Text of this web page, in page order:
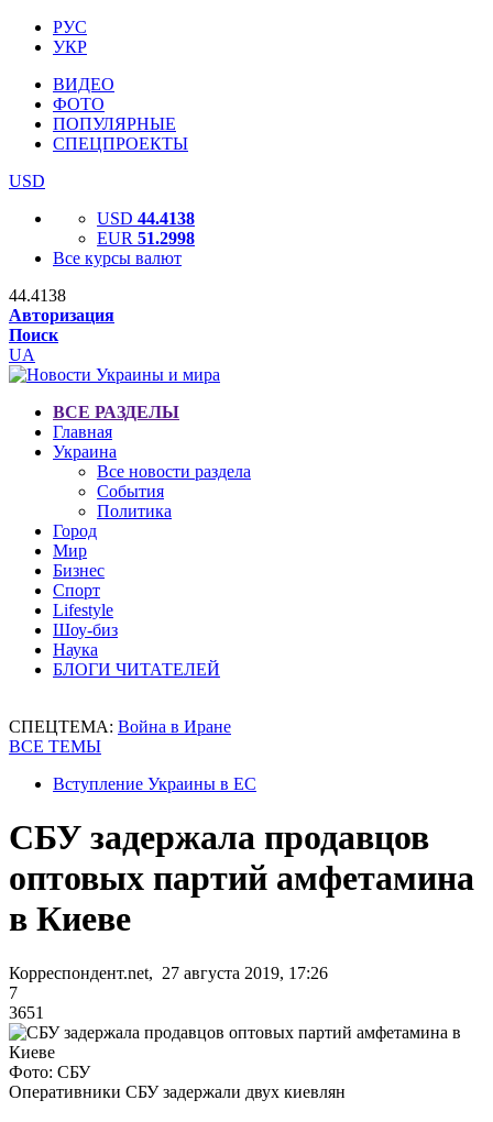
РУС
УКР
ВИДЕО
ФОТО
ПОПУЛЯРНЫЕ
СПЕЦПРОЕКТЫ
USD
USD 44.4138
EUR 51.2998
Все курсы валют
44.4138
Авторизация
Поиск
UA
ВСЕ РАЗДЕЛЫ
Главная
Украина
Все новости раздела
События
Политика
Город
Мир
Бизнес
Спорт
Lifestyle
Шоу-биз
Наука
БЛОГИ ЧИТАТЕЛЕЙ
СПЕЦТЕМА: Война в Иране
ВСЕ ТЕМЫ
Вступление Украины в ЕС
СБУ задержала продавцов
оптовых партий амфетамина
в Киеве
Корреспондент.net, 27 августа 2019, 17:26
7
3651
Фото: СБУ
Оперативники СБУ задержали двух киевлян